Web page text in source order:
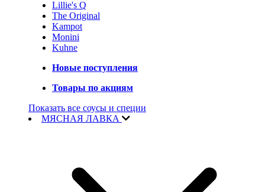
Lillie's Q
The Original
Kampot
Monini
Kuhne
Новые поступления
Товары по акциям
Показать все соусы и специи
МЯСНАЯ ЛАВКА